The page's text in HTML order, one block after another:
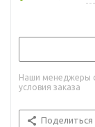
Наши менеджеры
условия заказа
Поделиться